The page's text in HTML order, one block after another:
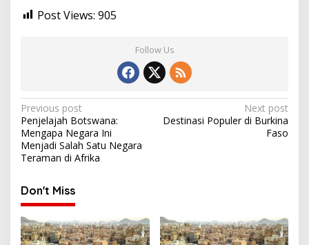
Post Views: 905
Follow Us
Post
navigation
Previous post
Penjelajah Botswana:
Mengapa Negara Ini
Menjadi Salah Satu Negara
Teraman di Afrika
Next post
Destinasi Populer di Burkina
Faso
Don't Miss